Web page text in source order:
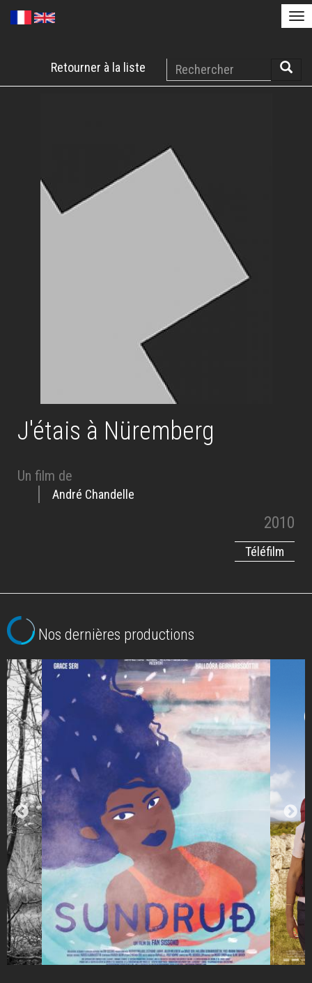
contenu
Retourner à la liste
Rechercher
J'étais à Nüremberg
Un film de
André Chandelle
2010
Téléfilm
Nos dernières productions